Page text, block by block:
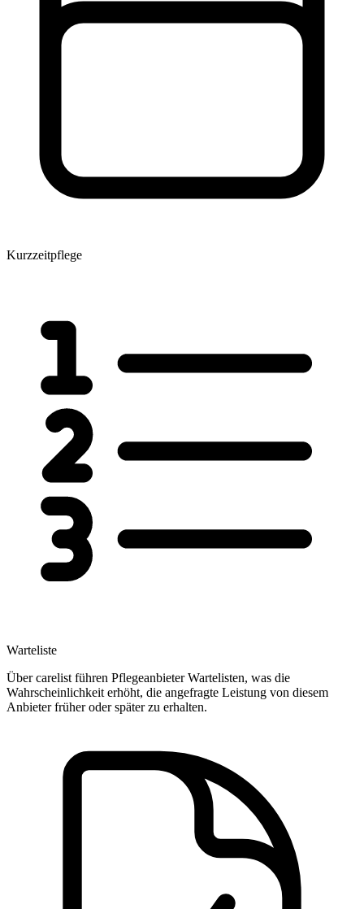
Kurzzeitpflege
Warteliste
Über carelist führen Pflegeanbieter Wartelisten, was die
Wahrscheinlichkeit erhöht, die angefragte Leistung von diesem
Anbieter früher oder später zu erhalten.